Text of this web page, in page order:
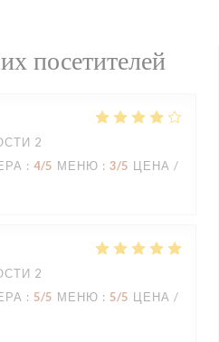
посетителей
2
: 4/5 МЕНЮ : 3/5 ЦЕНА /
2
: 5/5 МЕНЮ : 5/5 ЦЕНА /